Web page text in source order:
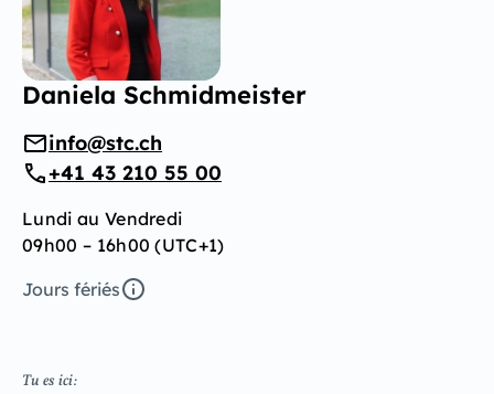
Daniela Schmidmeister
info@stc.ch
+41 43 210 55 00
Lundi au Vendredi
09h00 – 16h00 (UTC+1)
Jours fériés
Tu es ici: